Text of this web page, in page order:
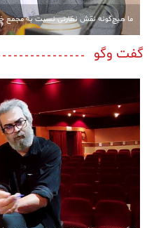
ما هیچ‌گونه نقش نظارتی نسبت به مجمع
گفت وگو